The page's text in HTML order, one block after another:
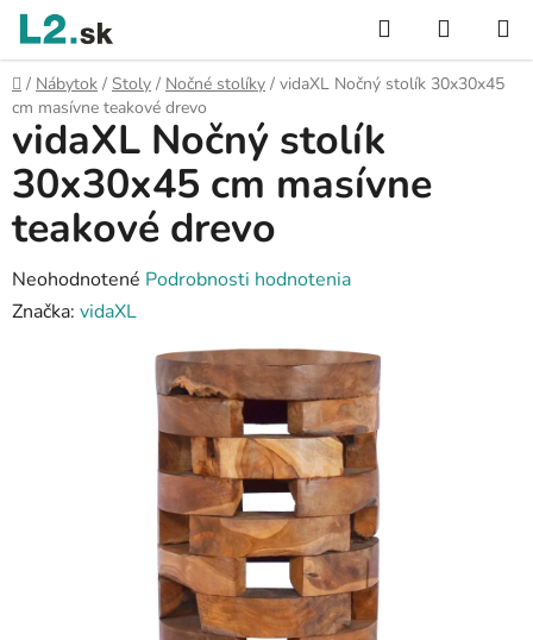
Prejsť
obsah
Hľadať
KOŠÍK
Domov
/ Nábytok / Stoly / Nočné stolíky / vidaXL Nočný stolík 30x30x45
cm masívne teakové drevo
vidaXL Nočný stolík
30x30x45 cm masívne
teakové drevo
Priemerné
hodnotenie
Neohodnotené Podrobnosti hodnotenia
Značka: vidaXL